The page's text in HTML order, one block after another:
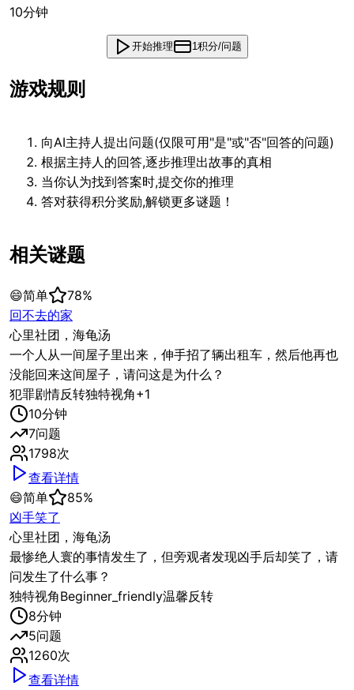
10分钟
开始推理 1积分/问题
游戏规则
向AI主持人提出问题(仅限可用"是"或"否"回答的问题)
根据主持人的回答,逐步推理出故事的真相
当你认为找到答案时,提交你的推理
答对获得积分奖励,解锁更多谜题！
相关谜题
😄简单 78%
回不去的家
心里社团，海龟汤
一个人从一间屋子里出来，伸手招了辆出租车，然后他再也
没能回来这间屋子，请问这是为什么？
犯罪剧情反转独特视角+1
10分钟
7问题
1798次
查看详情
😄简单 85%
凶手笑了
心里社团，海龟汤
最惨绝人寰的事情发生了，但旁观者发现凶手后却笑了，请
问发生了什么事？
独特视角Beginner_friendly温馨反转
8分钟
5问题
1260次
查看详情